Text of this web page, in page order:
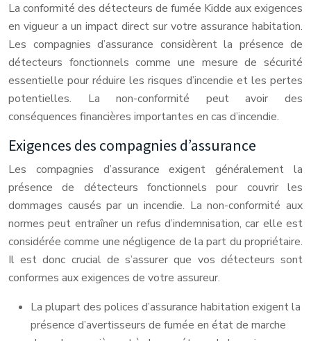
La conformité des détecteurs de fumée Kidde aux exigences
en vigueur a un impact direct sur votre assurance habitation.
Les compagnies d’assurance considèrent la présence de
détecteurs fonctionnels comme une mesure de sécurité
essentielle pour réduire les risques d’incendie et les pertes
potentielles. La non-conformité peut avoir des
conséquences financières importantes en cas d’incendie.
Exigences des compagnies d’assurance
Les compagnies d’assurance exigent généralement la
présence de détecteurs fonctionnels pour couvrir les
dommages causés par un incendie. La non-conformité aux
normes peut entraîner un refus d’indemnisation, car elle est
considérée comme une négligence de la part du propriétaire.
Il est donc crucial de s’assurer que vos détecteurs sont
conformes aux exigences de votre assureur.
La plupart des polices d’assurance habitation exigent la
présence d’avertisseurs de fumée en état de marche